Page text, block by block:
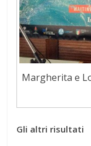
Margherita e
Gli altri risultati